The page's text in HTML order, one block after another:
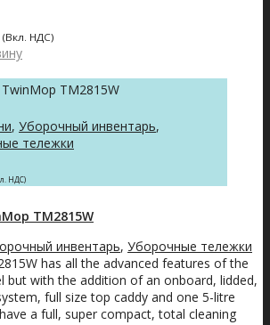
(Вкл. НДС)
TM2815W
, Уборочный инвентарь,
тележки
НДС)
TM2815W
инвентарь, Уборочные тележки
has all the advanced features of the
but with the addition of an onboard, lidded,
full size top caddy and one 5-litre
a full, super compact, total cleaning